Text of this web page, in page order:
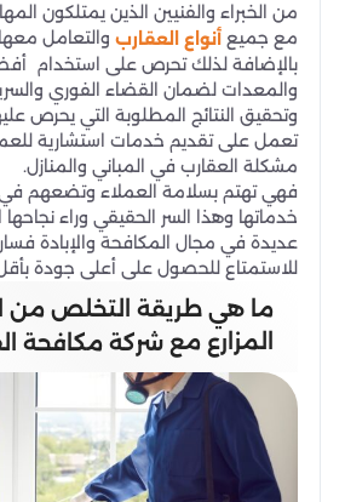
من الخبراء والفنيين الذين يمتلكون
مع جميع أنواع العقارب والتعامل
بالإضافة لذلك تحرص على استخدام
والمعدات لضمان القضاء الفوري
وتحقيق النتائج المطلوبة التي يحرص
تعمل على تقديم خدمات استشارية
مشكلة العقارب في المباني والمنازل.
فهي تهتم بسلامة العملاء وتضعهم
خدماتها وهذا السر الحقيقي وراء
عديدة في مجال المكافحة والإبادة
للاستمتاع للحصول على أعلى جودة
ما هي طريقة التخلص من
المزارع مع شركة مكافحة